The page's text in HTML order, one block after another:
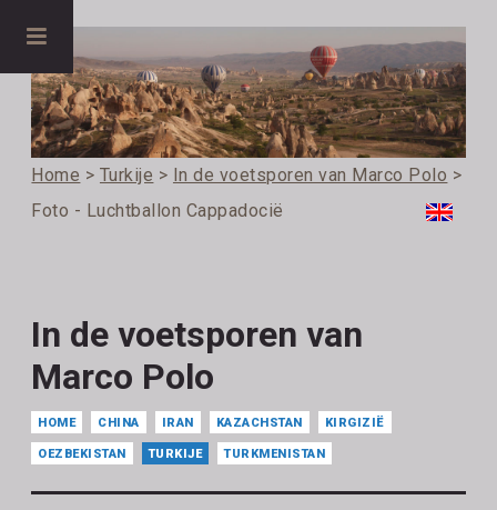
Home > Turkije > In de voetsporen van Marco Polo >
Foto - Luchtballon Cappadocië
In de voetsporen van
Marco Polo
HOME CHINA IRAN KAZACHSTAN KIRGIZIË
OEZBEKISTAN TURKIJE TURKMENISTAN